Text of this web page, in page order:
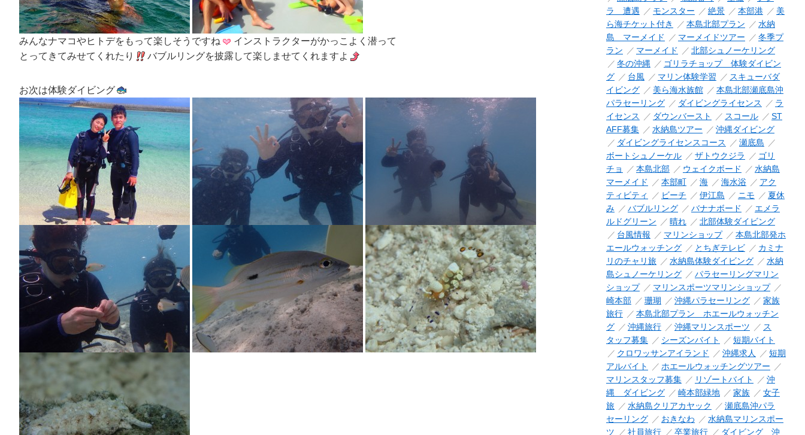
みんなナマコやヒトデをもって楽しそうですね
インストラクターがかっこよく潜って
とってきてみせてくれたり
バブルリングを披露して楽しませてくれますよ
お次は体験ダイビング
ラ 遭遇
モンスター 絶景 本部港
美
ら海チケット付き
本島北部プラン
水納
島 マーメイド
マーメイドツアー
冬季プ
ラン
マーメイド
北部シュノーケリング
冬の沖縄
ゴリラチョップ 体験ダイビン
グ
台風 マリン体験学習
スキューバダ
イビング
美ら海水族館
本島北部瀬底島沖
パラセーリング
ダイビングライセンス
ラ
イセンス
ダウンバースト スコール
ST
AFF募集
水納島ツアー
沖縄ダイビング
ダイビングライセンスコース
瀬底島
ボートシュノーケル
ザトウクジラ
ゴリ
チョ
本島北部 ウェイクボード
水納島
マーメイド
本部町 海 海水浴
アク
ティビティ
ビーチ 伊江島 ニモ
夏休
み
バブルリング バナナボード
エメラ
ルドグリーン
晴れ
北部体験ダイビング
台風情報
マリンショップ
本島北部発ホ
エールウォッチング
とちぎテレビ
カミナ
リのチャリ旅
水納島体験ダイビング
水納
島シュノーケリング
パラセーリングマリン
ショップ
マリンスポーツマリンショップ
崎本部
珊瑚 沖縄パラセーリング
家族
旅行
本島北部プラン ホエールウォッチン
グ
沖縄旅行 沖縄マリンスポーツ
ス
タッフ募集
シーズンバイト
短期バイト
クロワッサンアイランド
沖縄求人
短期
アルバイト
ホエールウォッチングツアー
マリンスタッフ募集
リゾートバイト
沖
縄 ダイビング
崎本部緑地 家族
女子
旅
水納島クリアカヤック
瀬底島沖パラ
セーリング
おきなわ
水納島マリンスポー
ツ
社員旅行 卒業旅行 ダイビング 沖